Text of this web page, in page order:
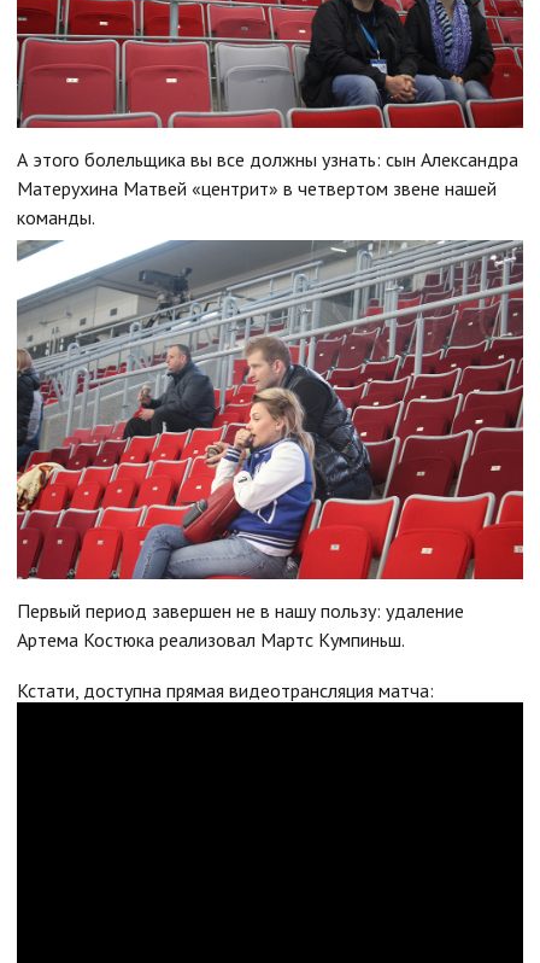
А этого болельщика вы все должны узнать: сын Александра
Матерухина Матвей «центрит» в четвертом звене нашей
команды.
Первый период завершен не в нашу пользу: удаление
Артема Костюка реализовал Мартс Кумпиньш.
Кстати, доступна прямая видеотрансляция матча: